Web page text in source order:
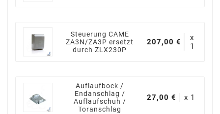
Steuerung CAME
ZA3N/ZA3P ersetzt
durch ZLX230P
207,00 €
x
1
Auflaufbock /
Endanschlag /
Auflaufschuh /
Toranschlag
27,00 € x 1